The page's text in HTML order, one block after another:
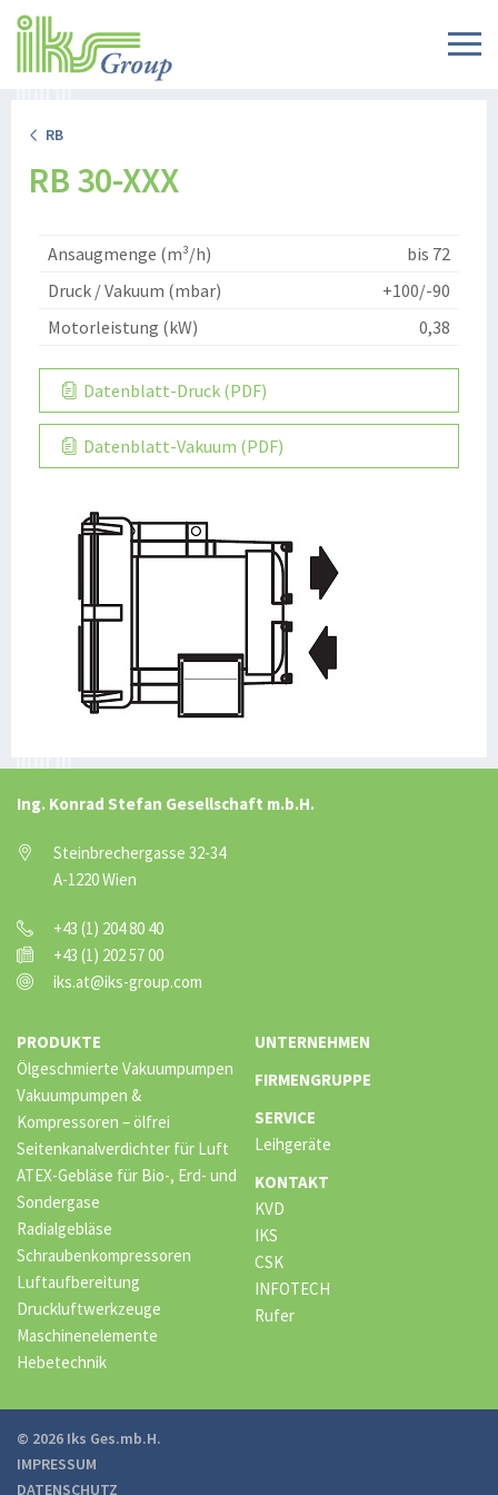
RB
RB 30-XXX
Ansaugmenge (m³/h)
bis 72
Druck / Vakuum (mbar)
+100/-90
Motorleistung (kW)
0,38
Datenblatt-Druck (PDF)
Datenblatt-Vakuum (PDF)
Ing. Konrad Stefan Gesellschaft m.b.H.
Steinbrechergasse 32-34
A-1220 Wien
+43 (1) 204 80 40
+43 (1) 202 57 00
iks.at@iks-group.com
PRODUKTE
Ölgeschmierte Vakuumpumpen
Vakuumpumpen &
Kompressoren – ölfrei
Seitenkanalverdichter für Luft
ATEX-Gebläse für Bio-, Erd- und
Sondergase
Radialgebläse
Schraubenkompressoren
Luftaufbereitung
Druckluftwerkzeuge
Maschinenelemente
Hebetechnik
UNTERNEHMEN
FIRMENGRUPPE
SERVICE
Leihgeräte
KONTAKT
KVD
IKS
CSK
INFOTECH
Rufer
© 2026 Iks Ges.mb.H.
IMPRESSUM
DATENSCHUTZ